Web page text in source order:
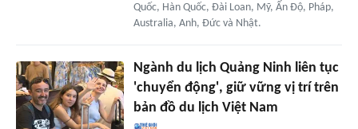
Quốc, Hàn Quốc, Đài Loan, Mỹ, Ấn Độ, Pháp,
Australia, Anh, Đức và Nhật.
Ngành du lịch Quảng Ninh liên tục
'chuyển động', giữ vững vị trí trên
bản đồ du lịch Việt Nam